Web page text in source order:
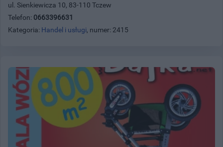
ul. Sienkiewicza 10, 83-110 Tczew
Telefon: 0663396631
Kategoria: Handel i usługi, numer: 2415